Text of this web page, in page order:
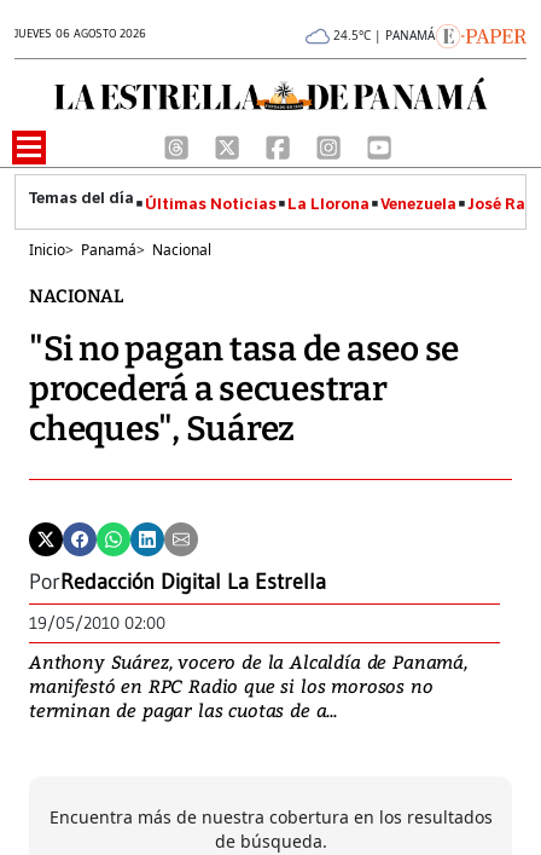
JUEVES 06 AGOSTO 2026 24.5°C | PANAMÁ
Últimas Noticias La Llorona Venezuela José
Inicio> Panamá> Nacional
NACIONAL
"Si no pagan tasa de aseo se
procederá a secuestrar
cheques", Suárez
PorRedacción Digital La Estrella
19/05/2010 02:00
Anthony Suárez, vocero de la Alcaldía de Panamá,
manifestó en RPC Radio que si los morosos no
terminan de pagar las cuotas de a...
Encuentra más de nuestra cobertura en los resultados
de búsqueda.